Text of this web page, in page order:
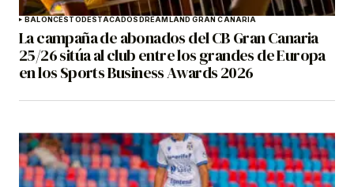
BALONCESTO DESTACADOS DREAMLAND GRAN CANARIA
La campaña de abonados del CB Gran Canaria
25/26 sitúa al club entre los grandes de Europa
en los Sports Business Awards 2026